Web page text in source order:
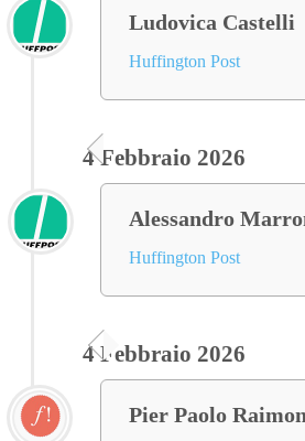
Ludovica Castelli
Huffington Post
4 Febbraio 2026
Alessandro
Huffington Post
4 Febbraio 2026
Pier Paolo